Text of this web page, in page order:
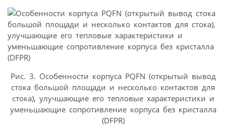
Рис. 3. Особенности корпуса PQFN (открытый вывод
стока большой площади и несколько контактов для
стока), улучшающие его тепловые характеристики и
уменьшающие сопротивление корпуса без кристалла
(DFPR)